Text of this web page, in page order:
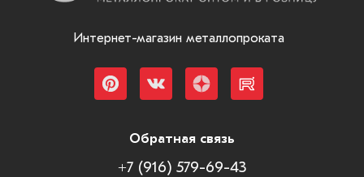
Интернет-магазин металлопроката
Обратная связь
+7 (916) 579-69-43